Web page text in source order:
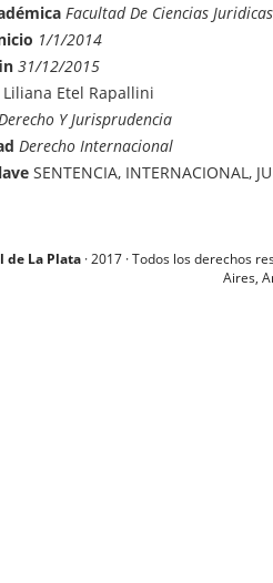
Facultad De Ciencias
1/1/2014
31/12/2015
Liliana Etel Rapallini
Derecho Y Jurisprudencia
Derecho Internacional
SENTENCIA, INTERNACIONAL,
de La Plata · 2017 · Todos los derechos
Aires,